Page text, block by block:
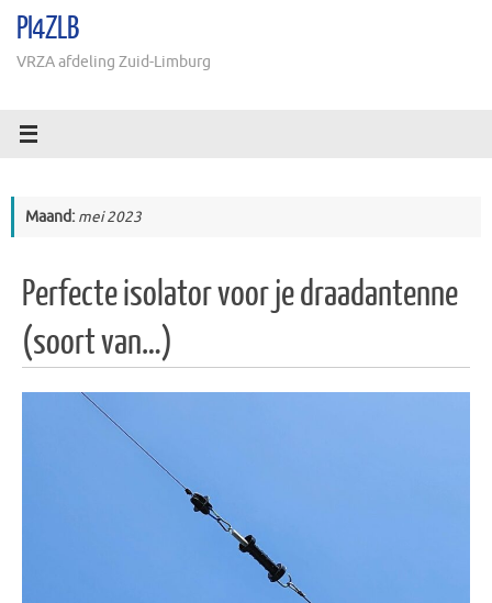
naarPI4ZLB
VRZA afdeling Zuid-Limburg
Maand: mei 2023
Perfecte isolator voor je draadantenne
(soort van…)